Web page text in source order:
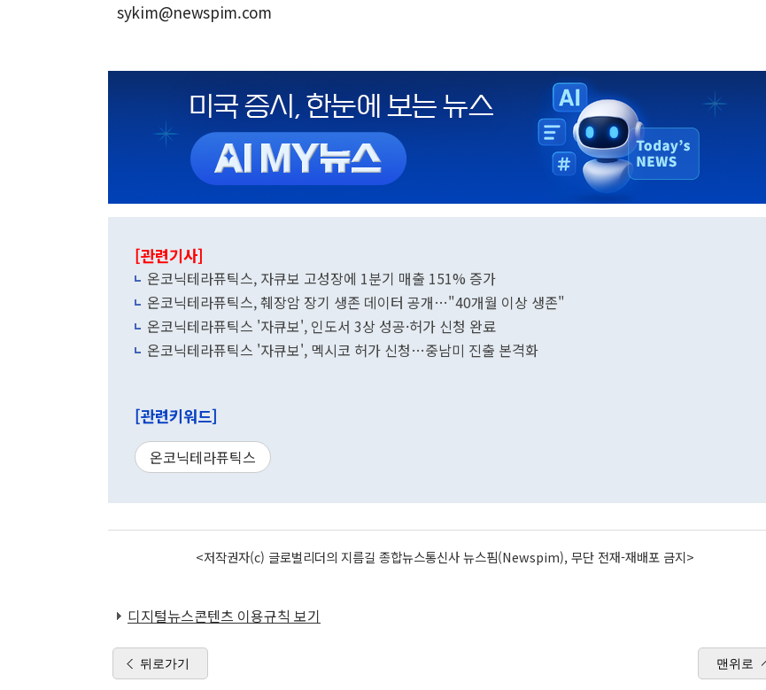
sykim@newspim.com
[관련기사]
온코닉테라퓨틱스, 자큐보 고성장에 1분기 매출 151% 증가
온코닉테라퓨틱스, 췌장암 장기 생존 데이터 공개…"40개월 이상 생존"
온코닉테라퓨틱스 '자큐보', 인도서 3상 성공·허가 신청 완료
온코닉테라퓨틱스 '자큐보', 멕시코 허가 신청…중남미 진출 본격화
[관련키워드]
온코닉테라퓨틱스
<저작권자(c) 글로벌리더의 지름길 종합뉴스통신사 뉴스핌(Newspim), 무단 전재-재배포 금지>
디지털뉴스콘텐츠 이용규칙 보기
뒤로가기 맨위로